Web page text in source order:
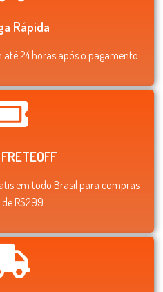
Rápida
até 24 horas após o pagamento.
em todo Brasil para compras
R$299